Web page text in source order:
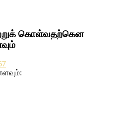
கொள்வதற்கென